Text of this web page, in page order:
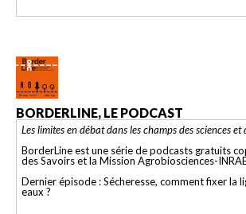
BORDERLINE, LE PODCAST
Les limites en débat dans les champs des sciences et
BorderLine est une série de podcasts gratuits
des Savoirs et la Mission Agrobiosciences-
Dernier épisode : Sécheresse, comment fixer la
eaux ?